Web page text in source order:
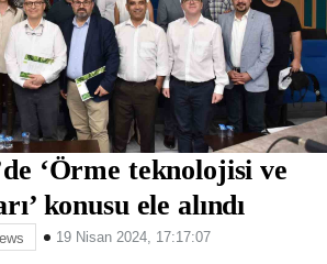
‘Örme teknolojisi ve
konusu ele alındı
19 Nisan 2024, 17:17:07